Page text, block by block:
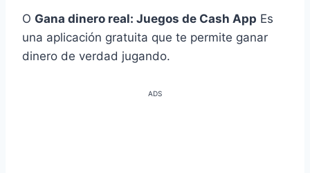
O Gana dinero real: Juegos de Cash App Es
una aplicación gratuita que te permite ganar
dinero de verdad jugando.
ADS